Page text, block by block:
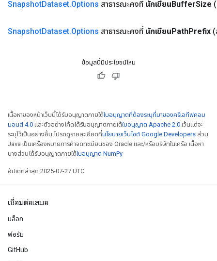
SnapshotDataset.Options สาธารณะคงที่ นักเขียนBufferSize
SnapshotDataset.Options สาธารณะคงที่ นักเขียนPathPrefix
ข้อมูลนี้มีประโยชน์ไหม
เนื้อหาของหน้าเว็บนี้ได้รับอนุญาตภายใต้ใบอนุญาตที่ต้องระบุที่มาของครีเอทีฟคอม
มอนส์ 4.0 และตัวอย่างโค้ดได้รับอนุญาตภายใต้ใบอนุญาต Apache 2.0 เว้นแต่จะ
ระบุไว้เป็นอย่างอื่น โปรดดูรายละเอียดที่นโยบายเว็บไซต์ Google Developers ส่วน
Java เป็นเครื่องหมายการค้าจดทะเบียนของ Oracle และ/หรือบริษัทในเครือ เนื้อหา
บางส่วนได้รับอนุญาตภายใต้ใบอนุญาต NumPy
อัปเดตล่าสุด 2025-07-27 UTC
เชื่อมต่อเสมอ
บล็อก
ฟอรัม
GitHub